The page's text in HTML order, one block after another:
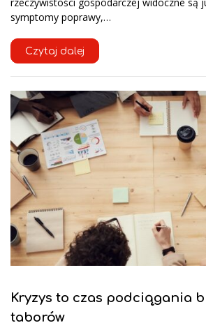
symptomy poprawy,…
Czytaj dalej
Kryzys to czas podciągania
taborów